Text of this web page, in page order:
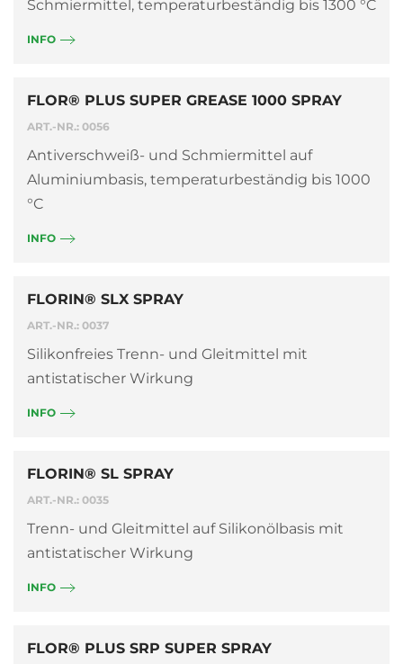
Schmiermittel, temperaturbeständig bis 1300 °C
INFO
FLOR® PLUS SUPER GREASE 1000 SPRAY
ART.-NR.: 0056
Antiverschweiß- und Schmiermittel auf
Aluminiumbasis, temperaturbeständig bis 1000
°C
INFO
FLORIN® SLX SPRAY
ART.-NR.: 0037
Silikonfreies Trenn- und Gleitmittel mit
antistatischer Wirkung
INFO
FLORIN® SL SPRAY
ART.-NR.: 0035
Trenn- und Gleitmittel auf Silikonölbasis mit
antistatischer Wirkung
INFO
FLOR® PLUS SRP SUPER SPRAY